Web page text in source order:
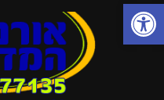
פתח סרגל נגישות